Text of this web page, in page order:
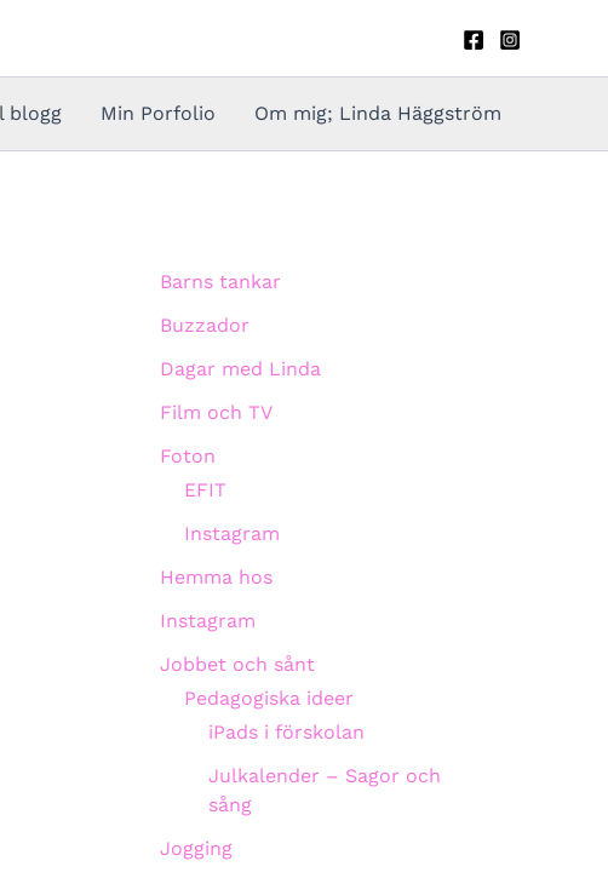
blogg Min Porfolio Om mig; Linda Häggström
Barns tankar
Buzzador
Dagar med Linda
Film och TV
Foton
EFIT
Instagram
Hemma hos
Instagram
Jobbet och sånt
Pedagogiska ideer
iPads i förskolan
Julkalender – Sagor och
sång
Jogging